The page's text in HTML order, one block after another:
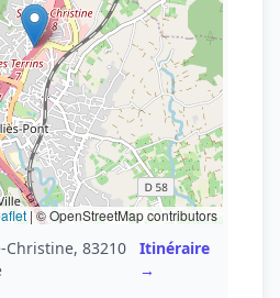
|© OpenStreetMap contributors
Christine, 83210
Itinéraire
→